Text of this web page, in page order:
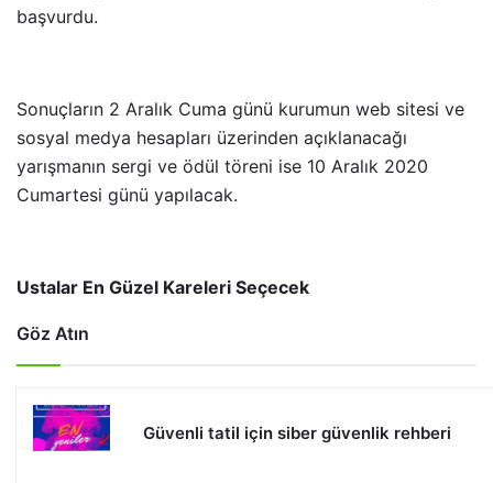
başvurdu.
Sonuçların 2 Aralık Cuma günü kurumun web sitesi ve
sosyal medya hesapları üzerinden açıklanacağı
yarışmanın sergi ve ödül töreni ise 10 Aralık 2020
Cumartesi günü yapılacak.
Ustalar En Güzel Kareleri Seçecek
Göz Atın
Güvenli tatil için siber güvenlik rehberi